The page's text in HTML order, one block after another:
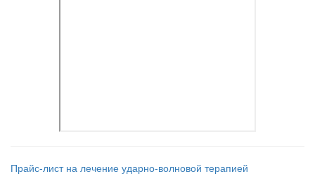
Прайс-лист на лечение ударно-волновой терапией